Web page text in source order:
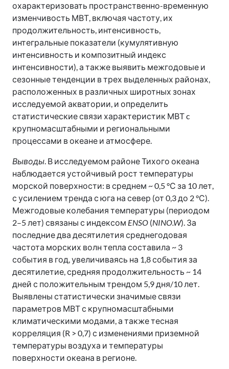
охарактеризовать пространственно-временную
изменчивость МВТ, включая частоту, их
продолжительность, интенсивность,
интегральные показатели (кумулятивную
интенсивность и композитный индекс
интенсивности), а также выявить межгодовые и
сезонные тенденции в трех выделенных районах,
расположенных в различных широтных зонах
исследуемой акватории, и определить
статистические связи характеристик МВТ c
крупномасштабными и региональными
процессами в океане и атмосфере.
Выводы. В исследуемом районе Тихого океана
наблюдается устойчивый рост температуры
морской поверхности: в среднем ~ 0,5 °С за 10 лет,
с усилением тренда с юга на север (от 0,3 до 2 °С).
Межгодовые колебания температуры (периодом
2–5 лет) связаны с индексом ENSO (NINO.W). За
последние два десятилетия среднегодовая
частота морских волн тепла составила ~ 3
события в год, увеличиваясь на 1,8 события за
десятилетие, средняя продолжительность ~ 14
дней с положительным трендом 5,9 дня/10 лет.
Выявлены статистически значимые связи
параметров МВТ с крупномасштабными
климатическими модами, а также тесная
корреляция (R > 0,7) с изменениями приземной
температуры воздуха и температуры
поверхности океана в регионе.